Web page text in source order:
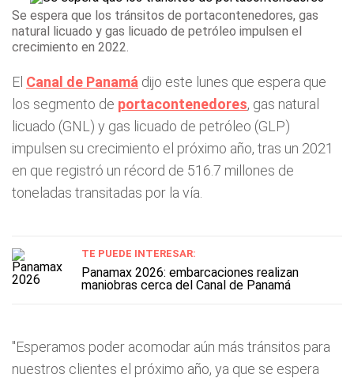
Se espera que los tránsitos de portacontenedores, gas
natural licuado y gas licuado de petróleo impulsen el
crecimiento en 2022.
El Canal de Panamá dijo este lunes que espera que
los segmento de portacontenedores, gas natural
licuado (GNL) y gas licuado de petróleo (GLP)
impulsen su crecimiento el próximo año, tras un 2021
en que registró un récord de 516.7 millones de
toneladas transitadas por la vía.
TE PUEDE INTERESAR:
Panamax 2026: embarcaciones realizan
maniobras cerca del Canal de Panamá
"Esperamos poder acomodar aún más tránsitos para
nuestros clientes el próximo año, ya que se espera